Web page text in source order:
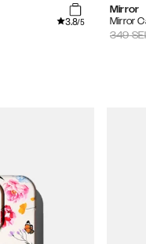
3.8/5
Mirror
Mirror
349